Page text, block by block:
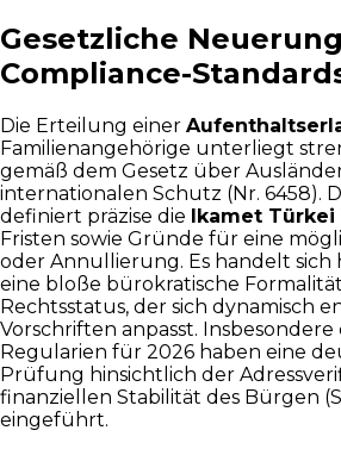
Gesetzliche
Compliance-
Die Erteilung einer
Familienangehörige unterliegt
gemäß dem Gesetz über
internationalen Schutz (Nr. 6458).
definiert präzise die Ikamet Türkei
Fristen sowie Gründe für eine
oder Annullierung. Es handelt sich
eine bloße bürokratische
Rechtsstatus, der sich dynamisch
Vorschriften anpasst.
Regularien für 2026 haben eine
Prüfung hinsichtlich der
finanziellen Stabilität des Bürgen
eingeführt.